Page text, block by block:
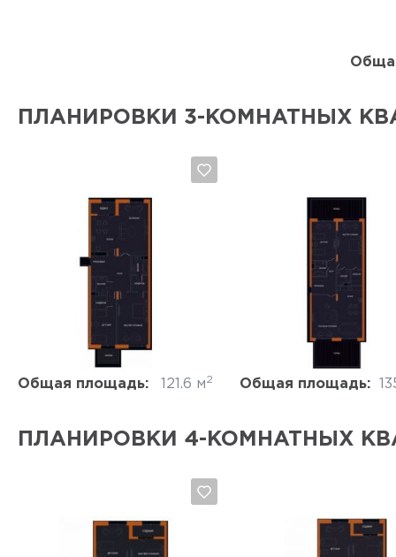
ПЛАНИРОВКИ 3-КОМНАТНЫХ
Общая площадь: 121.6 м2
Да, удалить
Общая площадь:
Да, удалить
ПЛАНИРОВКИ 4-КОМНАТНЫХ